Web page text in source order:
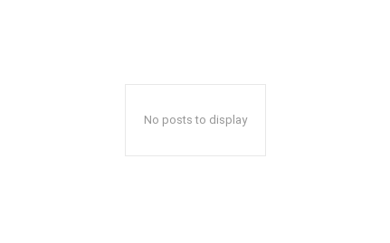
No posts to display